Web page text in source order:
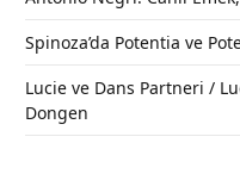
Spinoza’da Potentia ve
Lucie ve Dans Partneri /
Dongen